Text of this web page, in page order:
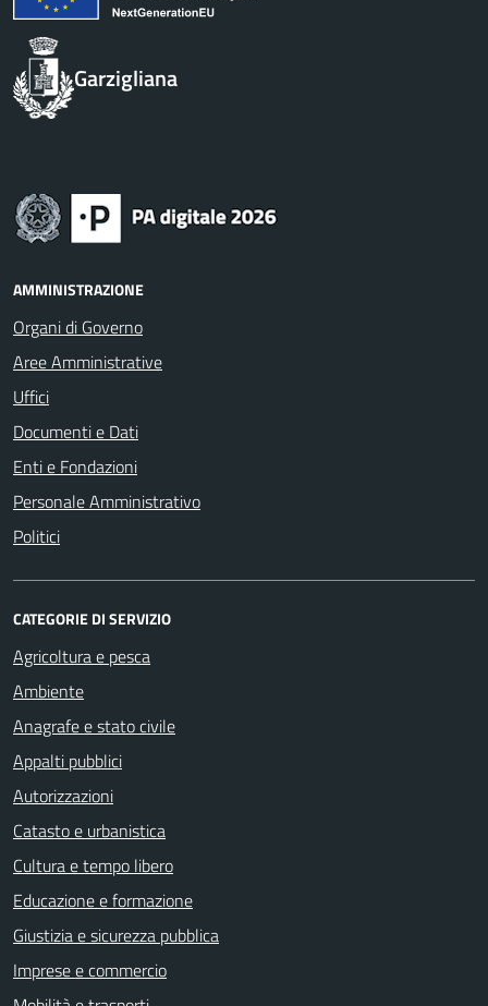
Garzigliana
AMMINISTRAZIONE
Organi di Governo
Aree Amministrative
Uffici
Documenti e Dati
Enti e Fondazioni
Personale Amministrativo
Politici
CATEGORIE DI SERVIZIO
Agricoltura e pesca
Ambiente
Anagrafe e stato civile
Appalti pubblici
Autorizzazioni
Catasto e urbanistica
Cultura e tempo libero
Educazione e formazione
Giustizia e sicurezza pubblica
Imprese e commercio